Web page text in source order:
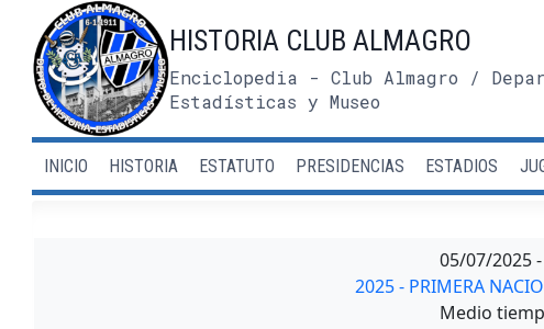
contenido
HISTORIA CLUB ALMAGRO
Enciclopedia - Club Almagro /
Estadísticas y Museo
INICIO HISTORIA ESTATUTO PRESIDENCIAS ESTADIOS
05/07/2025-
2025 - PRIMERA
Medio